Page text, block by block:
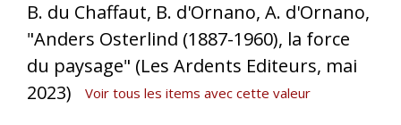
B. du Chaffaut, B. d'Ornano, A. d'Ornano,
"Anders Osterlind (1887-1960), la force
du paysage" (Les Ardents Editeurs, mai
2023)
Voir tous les items avec cette valeur